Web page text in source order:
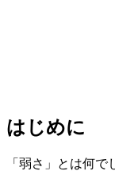
はじめに
「弱さ」とは何